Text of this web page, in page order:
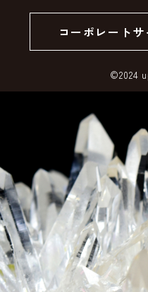
SSLサーバー証明書とは
コーポレートサ
©2024